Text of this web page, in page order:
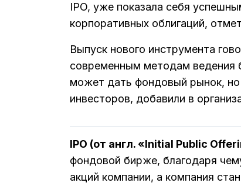
IPO, уже показала себя
корпоративных облигаций,
Выпуск нового инструмента
современным методам ведения
может дать фондовый рынок,
инвесторов, добавили в
IPO (от англ. «Initial Public
фондовой бирже, благодаря
акций компании, а компания